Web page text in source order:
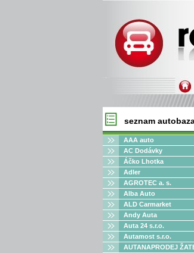
seznam
AAA auto
AC Dodávky
Áčko Lhotka
Adler
AGROTEC a. s.
Alba Auto
ALD Carmarket
Andy Auta
Auta 24 s.r.o.
Autamost s.r.o.
AUTANAPRODEJ